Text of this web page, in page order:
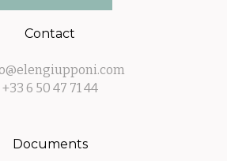
Contact
+33 6 50 47 71 44
Documents